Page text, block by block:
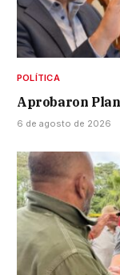
POLÍTICA
Aprobaron
6 de agosto de 2026